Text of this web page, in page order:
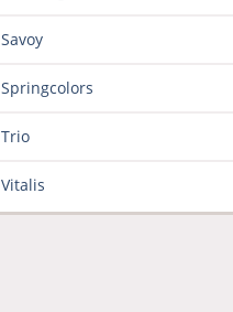
Savoy
Springcolors
Trio
Vitalis